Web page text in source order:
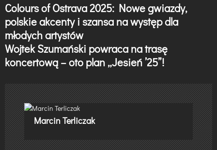
N
a
w
i
g
a
c
j
Colours of Ostrava 2025: Nowe gwiazdy,
polskie akcenty i szansa na występ dla
młodych artystów
Wojtek Szumański powraca na trasę
koncertową – oto plan „Jesień ’25”!
Marcin Terliczak